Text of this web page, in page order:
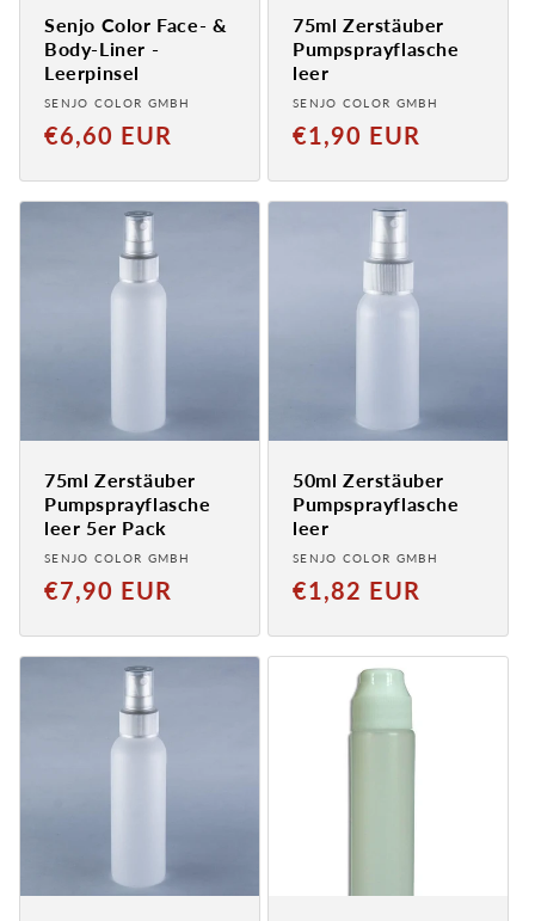
Senjo Color Face- &
Body-Liner -
Leerpinsel
Anbieter:
SENJO COLOR GMBH
Normaler
€6,60 EUR
75ml Zerstäuber
Pumpsprayflasche
leer
Anbieter:
SENJO COLOR GMBH
Normaler
€1,90 EUR
75ml Zerstäuber
Pumpsprayflasche
leer 5er Pack
Anbieter:
SENJO COLOR GMBH
Normaler
€7,90 EUR
50ml Zerstäuber
Pumpsprayflasche
leer
Anbieter:
SENJO COLOR GMBH
Normaler
€1,82 EUR